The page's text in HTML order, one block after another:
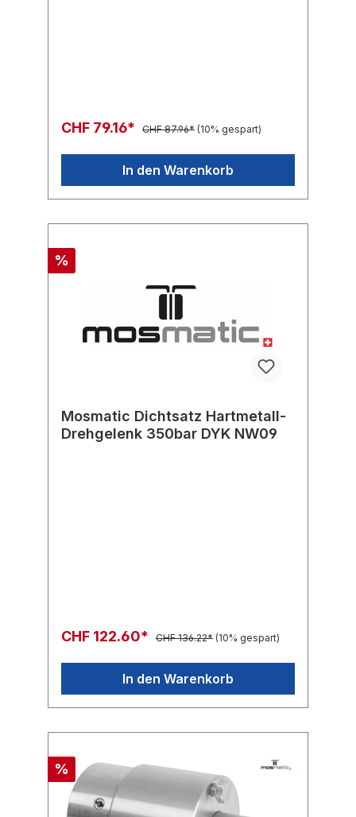
CHF 79.16* CHF 87.96* (10% gespart)
In den Warenkorb
%
Mosmatic Dichtsatz Hartmetall-
Drehgelenk 350bar DYK NW09
CHF 122.60* CHF 136.22* (10% gespart)
In den Warenkorb
%